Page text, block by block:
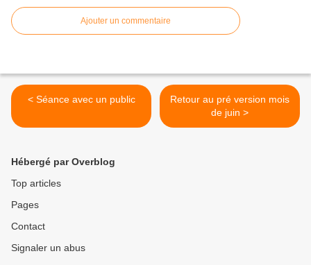
Ajouter un commentaire
< Séance avec un public
Retour au pré version mois
de juin >
Hébergé par Overblog
Top articles
Pages
Contact
Signaler un abus